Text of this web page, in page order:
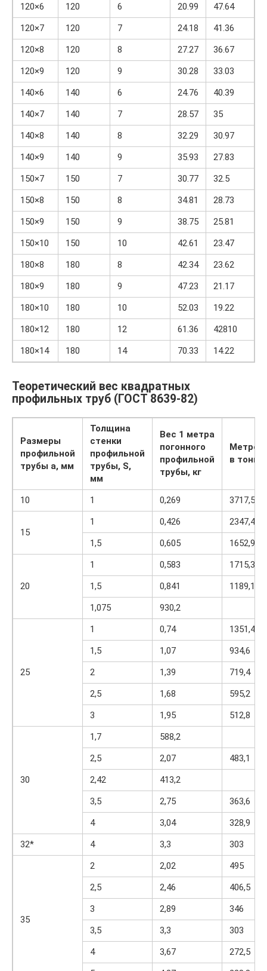
120×6
120 6 20.99
47.64
120×7
120 7 24.18
41.36
120×8
120 8 27.27
36.67
120×9
120 9 30.28
33.03
140×6
140 6 24.76
40.39
140×7
140 7 28.57
35
140×8
140 8 32.29
30.97
140×9
140 9 35.93
27.83
150×7
150 7 30.77
32.5
150×8
150 8 34.81
28.73
150×9
150 9 38.75
25.81
150×10
150 10 42.61
23.47
180×8
180 8 42.34
23.62
180×9
180 9 47.23
21.17
180×10
180 10 52.03
19.22
180×12
180 12 61.36
42810
180×14
180 14 70.33 14.22
Теоретический вес квадратных
профильных труб (ГОСТ 8639-82)
Размеры
профильной
трубы a, мм
Толщина
стенки
профильной
трубы, S,
мм
Вес 1 метра
погонного
профильной
трубы, кг
Метров
в тонне
10 1 0,269 3717,5
15
1 0,426
2347,4
1,5
0,605 1652,9
20
1 0,583
1715,3
1,5
0,841
1189,1
1,075
930,2
25
1 0,74
1351,4
1,5
1,07
934,6
2
1,39
719,4
2,5
1,68
595,2
3
1,95 512,8
30
1,7
588,2
2,5
2,07
483,1
2,42
413,2
3,5
2,75
363,6
4
3,04
328,9
32*
4 3,3 303
35
2 2,02
495
2,5
2,46
406,5
3
2,89
346
3,5
3,3
303
4
3,67
272,5